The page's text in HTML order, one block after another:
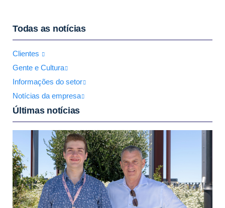
Todas as notícias
Clientes
Gente e Cultura
Informações do setor
Notícias da empresa
Últimas notícias